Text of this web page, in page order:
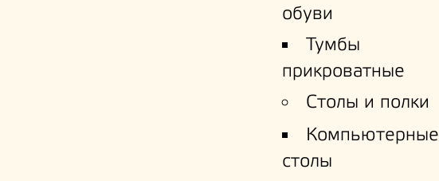
обуви
Тумбы
прикроватные
Столы и полки
Компьютерные
столы